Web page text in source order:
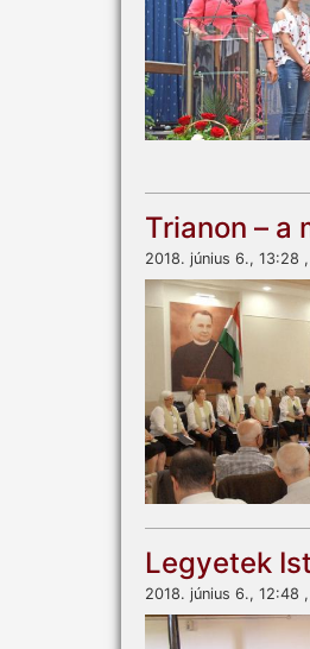
Trianon – a
2018. június 6., 13:28
Legyetek
2018. június 6., 12:48